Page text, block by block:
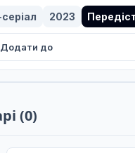
2023
Додати до
(0)